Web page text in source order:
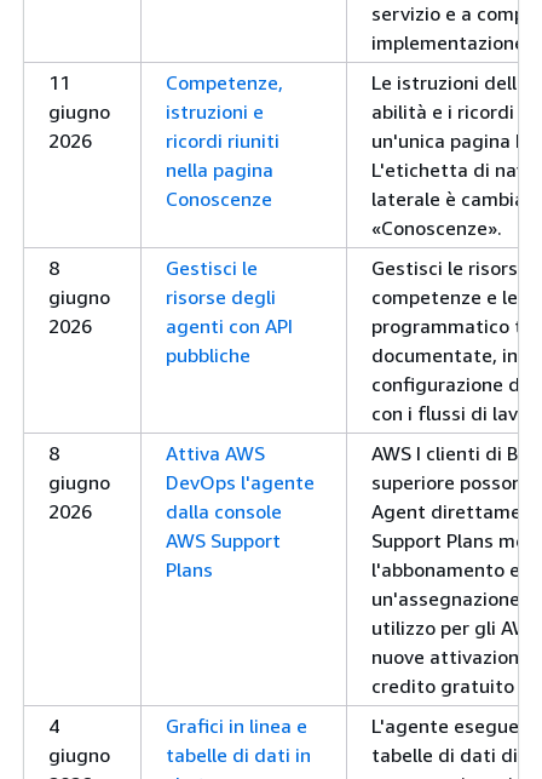
servizio e a
implementazione.
11
giugno
2026
Competenze,
istruzioni e
ricordi riuniti
nella pagina
Conoscenze
Le istruzioni
abilità e i ricordi
un'unica pagina
L'etichetta di
laterale è
«Conoscenze».
8
giugno
2026
Gestisci le
risorse degli
agenti con API
pubbliche
Gestisci le risorse
competenze e le
programmatico
documentate, in
configurazione
con i flussi di
8
giugno
2026
Attiva AWS
DevOps l'agente
dalla console
AWS Support
Plans
AWS I clienti di
superiore possono
Agent
Support Plans
l'abbonamento e
un'assegnazione
utilizzo per gli
nuove attivazioni
credito gratuito di
4
giugno
Grafici in linea e
tabelle di dati in
L'agente esegue
tabelle di dati